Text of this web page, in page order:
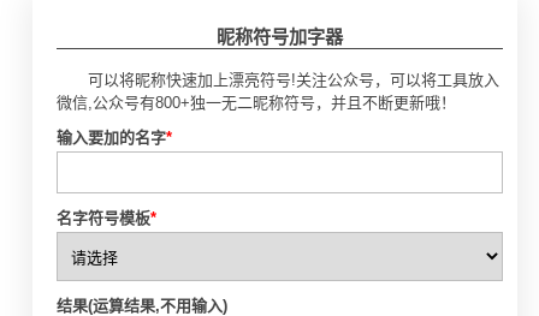
昵称符号加字器
可以将昵称快速加上漂亮符号!关注公众号，可以将工具放入
微信,公众号有800+独一无二昵称符号，并且不断更新哦！
输入要加的名字*
名字符号模板*
结果(运算结果,不用输入)